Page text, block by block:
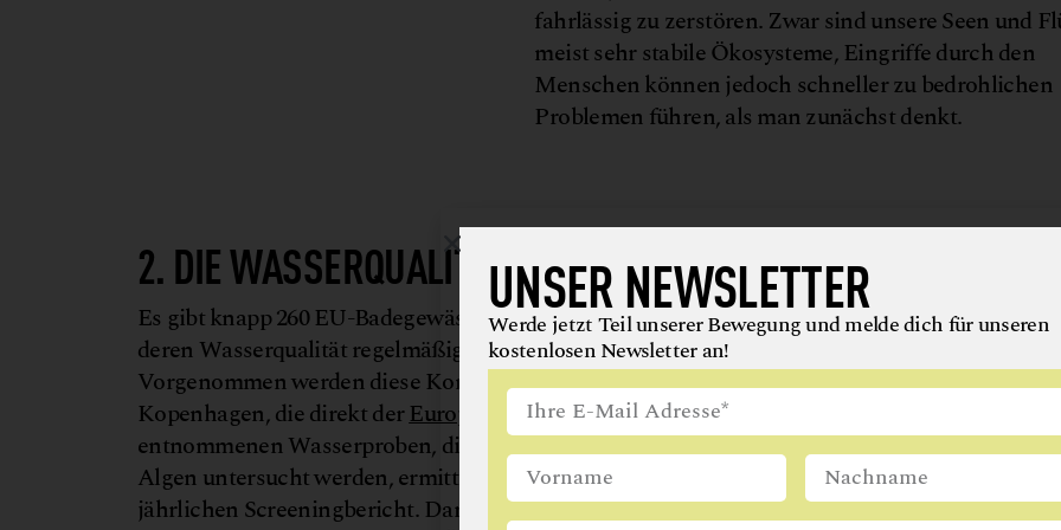
fahrlässig zu zerstören. Zwar sind unsere Seen und
meist sehr stabile Ökosysteme, Eingriffe durch den
Menschen können jedoch schneller zu bedrohlichen
Problemen führen, als man zunächst denkt.
2. DIE WASSERQUALITÄT IST AUSGEZEICHNET
Es gibt knapp 260 EU-Badegewässer in Österreich. Dabei handelt es sich um natürliche
deren Wasserqualität regelmäßig – auch während der laufenden Badesaison – kontrolliert wird.
Vorgenommen werden diese Kontrollen von derEuropäischen Umweltagentur (EUA)mit
Kopenhagen, die direkt derEuropäischen Kommissionunterstellt ist. Aus den regelmäßig
entnommenen Wasserproben, die auf Fäkalkeime, gesundheitsschädliche Mikroorganismen
Algen untersucht werden, ermittelt die EUA die Qualität der Gewässer und veröffentlicht einen
jährlichen Screeningbericht. Darin werden die Ergebnisse der Untersuchungen publiziert und
UNSER NEWSLETTER
Werde jetzt Teil unserer Bewegung und melde dich für unseren
kostenlosen Newsletter an!